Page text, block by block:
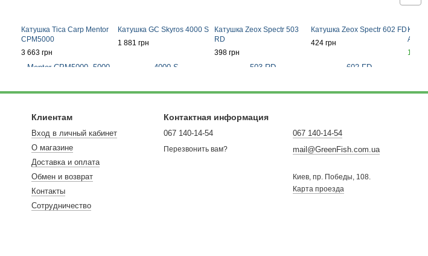
Катушка Tica Carp Mentor
CPM5000
3 663 грн
Катушка GC Skyros 4000 S
1 881 грн
Катушка Zeox Spectr 503
RD
398 грн
Катушка Zeox Spectr 602 FD
424 грн
1 010
Клиентам
Вход в личный кабинет
О магазине
Доставка и оплата
Обмен и возврат
Контакты
Сотрудничество
Контактная информация
067 140-14-54
Перезвонить вам?
067 140-14-54
mail@GreenFish.com.ua
Киев, пр. Победы, 108.
Карта проезда